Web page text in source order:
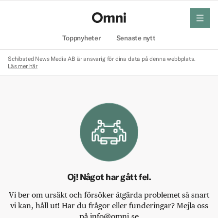
Toppnyheter Senaste nytt
meny
Schibsted News Media AB är ansvarig för dina data på denna webbplats.
Läs mer här
Oj! Något har gått fel.
Vi ber om ursäkt och försöker åtgärda problemet så snart
vi kan, håll ut! Har du frågor eller funderingar? Mejla oss